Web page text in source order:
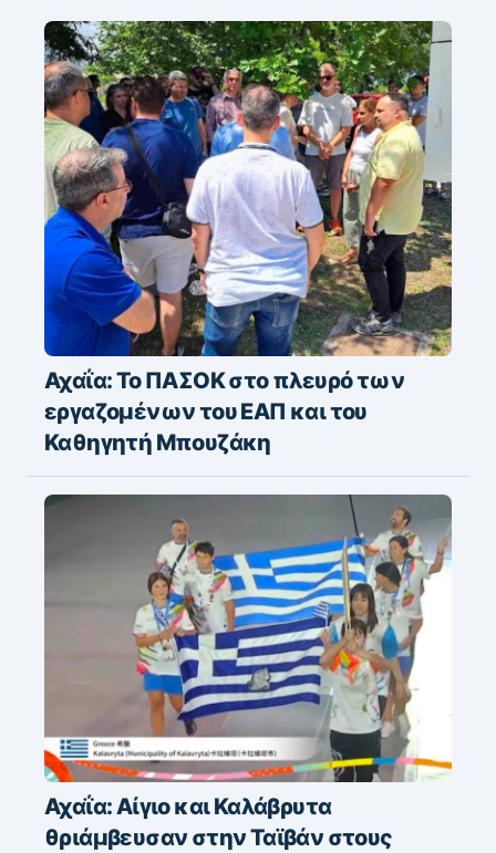
Αχαΐα: Το ΠΑΣΟΚ στο πλευρό των
εργαζομένων του ΕΑΠ και του
Καθηγητή Μπουζάκη
Αχαΐα: Αίγιο και Καλάβρυτα
θριάμβευσαν στην Ταϊβάν στους